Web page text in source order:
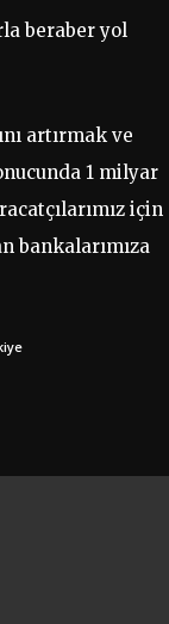
beraber yol
artırmak ve
1 milyar
için
bankalarımıza